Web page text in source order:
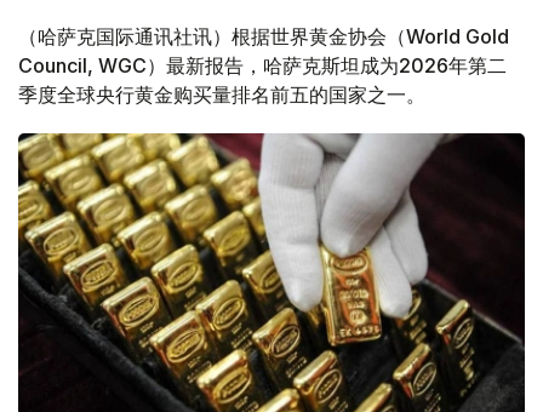
（哈萨克国际通讯社讯）根据世界黄金协会（World Gold
Council, WGC）最新报告，哈萨克斯坦成为2026年第二
季度全球央行黄金购买量排名前五的国家之一。